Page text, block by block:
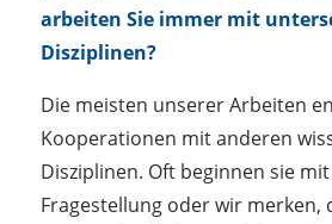
arbeiten Sie immer mit
Disziplinen?
Die meisten unserer Arbeiten
Kooperationen mit anderen
Disziplinen. Oft beginnen sie
Fragestellung oder wir merken,